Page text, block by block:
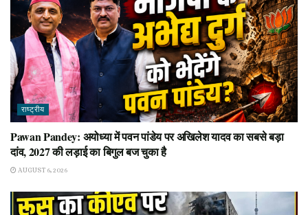
राष्ट्रीय
Pawan Pandey: अयोध्या में पवन पांडेय पर अखिलेश यादव का सबसे बड़ा
दांव, 2027 की लड़ाई का बिगुल बज चुका है
AUGUST 6, 2026